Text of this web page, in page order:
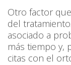
Otro factor
del
asociado a
más tiempo y,
citas con el